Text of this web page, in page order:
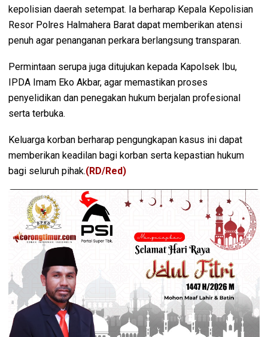
kepolisian daerah setempat. Ia berharap Kepala Kepolisian
Resor Polres Halmahera Barat dapat memberikan atensi
penuh agar penanganan perkara berlangsung transparan.
Permintaan serupa juga ditujukan kepada Kapolsek Ibu,
IPDA Imam Eko Akbar, agar memastikan proses
penyelidikan dan penegakan hukum berjalan profesional
serta terbuka.
Keluarga korban berharap pengungkapan kasus ini dapat
memberikan keadilan bagi korban serta kepastian hukum
bagi seluruh pihak.(RD/Red)